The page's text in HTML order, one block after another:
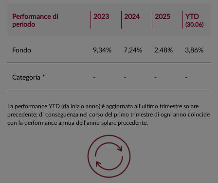
Performance di
periodo
2023 2024 2025 YTD
(30.06)
Fondo 9,34% 7,24% 2,48% 3,86%
Categoria * - - - -
La performance YTD (da inizio anno) è aggiornata all’ultimo trimestre solare
precedente; di conseguenza nel corso del primo trimestre di ogni anno coincide
con la performance annua dell’anno solare precedente.